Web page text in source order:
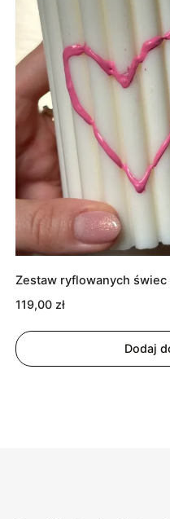
Zestaw ryflowanych
119,00 zł
Dodaj